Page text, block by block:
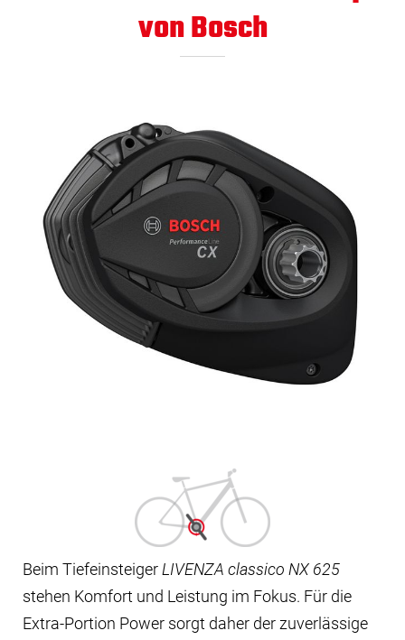
von Bosch
Beim TiefeinsteigerLIVENZA classico NX 625
stehen Komfort und Leistung im Fokus. Für die
Extra-Portion Power sorgt daher der zuverlässige